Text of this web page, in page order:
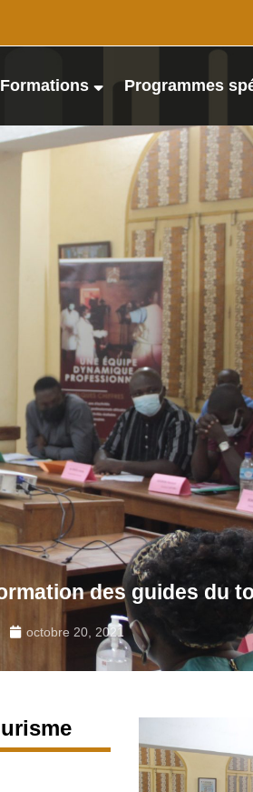
Formations Programmes
des guides du
octobre 20, 2021